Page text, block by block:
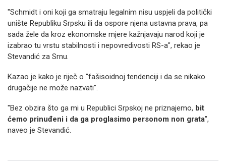
"Schmidt i oni koji ga smatraju legalnim nisu uspjeli da politički
unište Republiku Srpsku ili da ospore njena ustavna prava, pa
sada žele da kroz ekonomske mjere kažnjavaju narod koji je
izabrao tu vrstu stabilnosti i nepovredivosti RS-a", rekao je
Stevandić za Srnu.
Kazao je kako je riječ o "fašisoidnoj tendenciji i da se nikako
drugačije ne može nazvati".
"Bez obzira što ga mi u Republici Srpskoj ne priznajemo, bit
ćemo prinuđeni i da ga proglasimo personom non grata",
naveo je Stevandić.